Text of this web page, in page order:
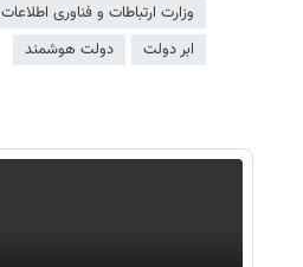
وزارت ارتباطات و فناوری اطلاعات
ابر دولت
دولت هوشمند